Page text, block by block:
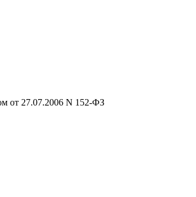
от 27.07.2006 N 152-ФЗ